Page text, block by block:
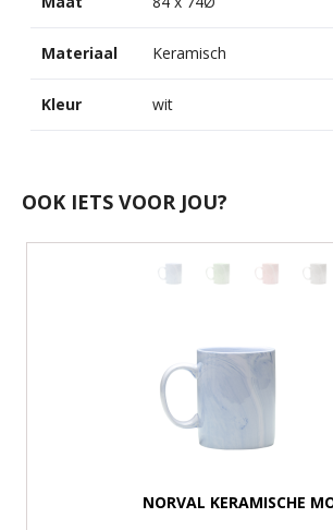
Materiaal Keramisch
Kleur wit
OOK IETS VOOR JOU?
NORVAL KERAMISCHE